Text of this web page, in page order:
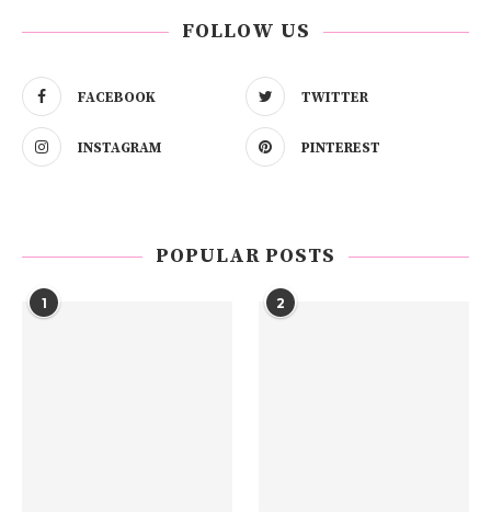
FOLLOW US
FACEBOOK TWITTER
INSTAGRAM PINTEREST
POPULAR POSTS
1 2